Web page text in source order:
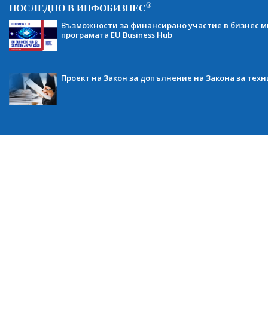
ПОСЛЕДНО В ИНФОБИЗНЕС®
Възможности за финансирано участие в бизнес
програмата EU Business Hub
Проект на Закон за допълнение на Закона за